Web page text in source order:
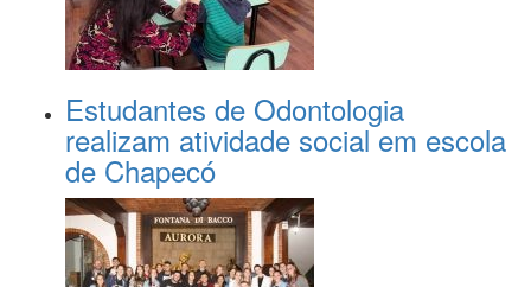
Estudantes de Odontologia
realizam atividade social em escola
de Chapecó